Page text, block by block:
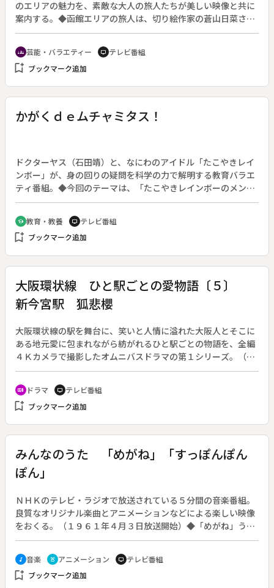
のエリアの魅力を、素敵な大人の旅人たちが美しい映像と共に
案内する。◆函館エリアの旅人は、切り絵作家の蒼山日菜さ
ん。異国情緒あふれる街が、創作心をくすぐる。青森エリアを
訪ねるのは、俳優の原田龍二さん。八甲田の山頂で氷と雪の支
配する美しい世界に言葉を失う。岩手県を旅するのは、タレン
トの壇蜜さん。どこか懐かしい日本の原風景が広がる山里や、
ミュージシャンの藤井尚之さん。歴史遺産の街、松島で日本人
の心を感じ取る。
groups 芸能・バラエティー tv テレビ番組
bookmark_add ブックマーク追加
かがくｄｅムチャミタス！
ドクターヤス（石田靖）と、なにわのアイドル「たこやきレイ
ンボー」が、身の回りの疑問を科学の力で解明する教育バラエ
ティ番組。◆今回のテーマは、「たこやきレインボーのメンバ
ー２人で重さ４トンの飛行機をひっぱれるか？」。奈良学園中
学・高校の工藤博幸先生からヒントをもらいつつ、科学の原理
を用いて飛行機を動かしていく。
school 教育・教養 tv テレビ番組
bookmark_add ブックマーク追加
大阪環状線 ひと駅ごとの愛物語〔５〕
新今宮駅 狐悲櫻
大阪環状線の駅を舞台に、笑いと人情に溢れた大阪人とそこに
ある地元愛に包まれながら紡がれるひと駅ごとの物語を、全編
４Ｋカメラで撮影したオムニバスドラマの第１シリーズ。（２
０１６年１月１３日～年３月１６日放送、全１０回）◆第５
回、新今宮駅「孤悲櫻」。小学校の廃校を機会に再会した水澤
ほのみ（平祐奈）と樫野悠（前田旺志郎）。二人で新今宮の商
店街を歩いていると、樫野は見知らぬおばあさん・梅園マチ子
脇健児）に相談すると、おばあさんは今でも戦争に行った夫が
戻ってくると思っているという。その後、二人は夜の小学校に
忍び込み、校庭にある桜の下で思い出話をする。偶然手にした
おみくじに書かれた短歌の中に「孤悲」という言葉を見つけ、
recent_actors ドラマ tv テレビ番組
bookmark_add ブックマーク追加
みんなのうた 「めがね」「すっぽんぽん
ぽん」
ＮＨＫのテレビ・ラジオで放送されている５分間の音楽番組。
良質なオリジナル楽曲とアニメーションなどによる楽しい映像
をおくる。（１９６１年４月３日放送開始）◆「めがね」う
た：井上侑、アニメーション：きたやまくみこ◆「すっぽんぽ
んぽん」うた：岩崎愛、アニメーション：河野亜季
music_note 音楽 cruelty_free アニメーション tv テレビ番組
bookmark_add ブックマーク追加